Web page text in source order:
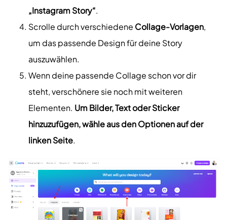
„Instagram Story“.
Scrolle durch verschiedene Collage-Vorlagen,
um das passende Design für deine Story
auszuwählen.
Wenn deine passende Collage schon vor dir
steht, verschönere sie noch mit weiteren
Elementen. Um Bilder, Text oder Sticker
hinzuzufügen, wähle aus den Optionen auf der
linken Seite.